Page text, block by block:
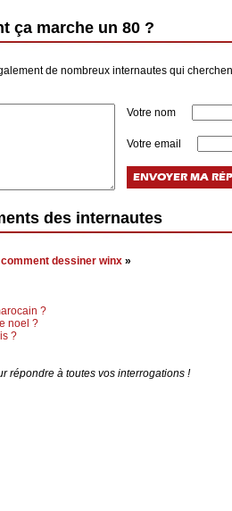
ça marche un 80 ?
de nombreux internautes qui
Votre nom
Votre email
des internautes
comment dessiner winx »
?
noel ?
?
répondre à toutes vos interrogations !